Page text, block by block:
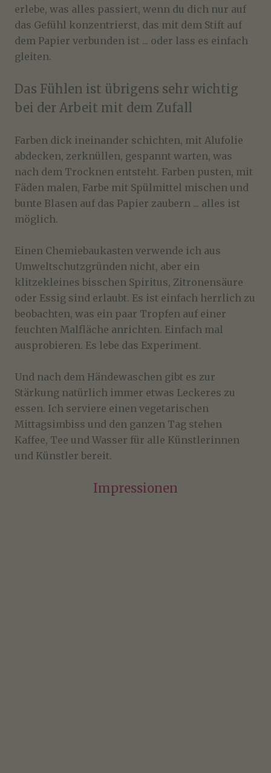
erlebe, was alles passiert, wenn du dich nur auf
das Gefühl konzentrierst, das mit dem Stift auf
dem Papier verbunden ist ... oder lass es einfach
gleiten.
Das Fühlen ist übrigens sehr wichtig
bei der Arbeit mit dem Zufall
Farben dick ineinander schichten, mit Alufolie
abdecken, zerknüllen, gespannt warten, was
nach dem Trocknen entsteht. Farben pusten, mit
Fäden malen, Farbe mit Spülmittel mischen und
bunte Blasen auf das Papier zaubern ... alles ist
möglich.
Einen Chemiebaukasten verwende ich aus
Umweltschutzgründen nicht, aber ein
klitzekleines bisschen Spiritus, Zitronensäure
oder Essig sind erlaubt. Es ist einfach herrlich zu
beobachten, was ein paar Tropfen auf einer
feuchten Malfläche anrichten. Einfach mal
ausprobieren. Es lebe das Experiment.
Und nach dem Händewaschen gibt es zur
Stärkung natürlich immer etwas Leckeres zu
essen. Ich serviere einen vegetarischen
Mittagsimbiss und den ganzen Tag stehen
Kaffee, Tee und Wasser für alle Künstlerinnen
und Künstler bereit.
Impressionen